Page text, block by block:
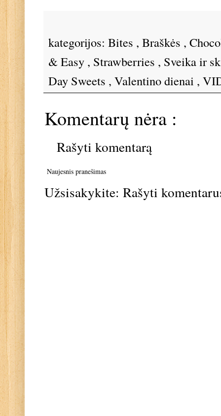
kategorijos: Bites , Braškės ,
& Easy , Strawberries , Sveika ir
Day Sweets , Valentino dienai ,
Komentarų nėra :
Rašyti komentarą
Naujesnis pranešimas
Užsisakykite: Rašyti